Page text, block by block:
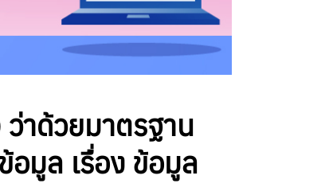
าด้วยมาตรฐาน
อมูล เรื่อง ข้อมูล